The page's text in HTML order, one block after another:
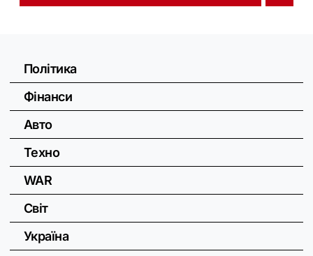
Політика
Фінанси
Авто
Техно
WAR
Світ
Україна